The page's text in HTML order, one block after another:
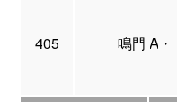
405 鳴門 A・